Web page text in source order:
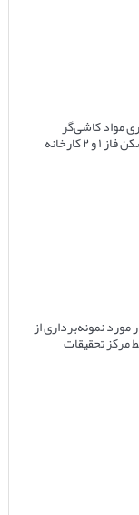
مواد کاشی‌گر
(بررسی روند تعویض آسترهای آسیاهای نیمه خودشکن فاز ۱ و ۲ کارخانه
نمونه‌برداری از
مرکز تحقیقات